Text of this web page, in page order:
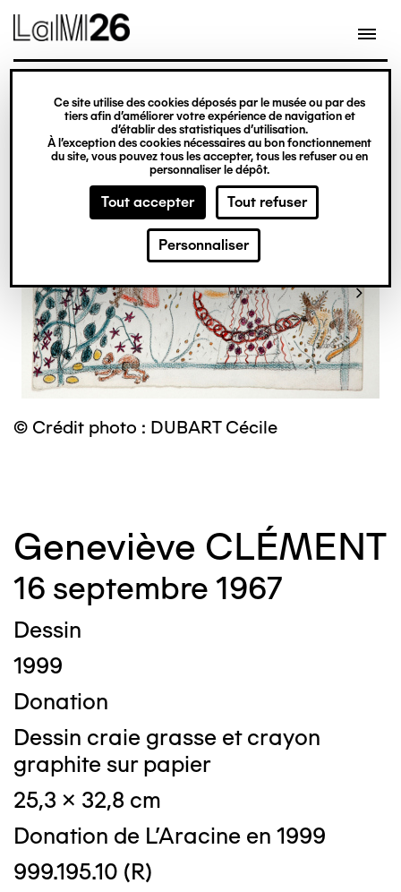
Gestion des cookies
Ce site utilise des cookies déposés par le musée ou par des
tiers afin d’améliorer votre expérience de navigation et
d’établir des statistiques d’utilisation.
À l’exception des cookies nécessaires au bon fonctionnement
du site, vous pouvez tous les accepter, tous les refuser ou en
personnaliser le dépôt.
Tout accepter Tout refuser
Personnaliser
contenu
© Crédit photo : DUBART Cécile
Geneviève CLÉMENT
16 septembre 1967
Dessin
1999
Donation
Dessin craie grasse et crayon
graphite sur papier
25,3 x 32,8 cm
Donation de L'Aracine en 1999
999.195.10 (R)